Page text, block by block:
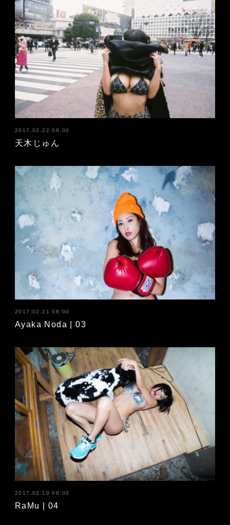
2017.02.22 08:00
天木じゅん
2017.02.21 08:00
Ayaka Noda | 03
2017.02.19 08:00
RaMu | 04